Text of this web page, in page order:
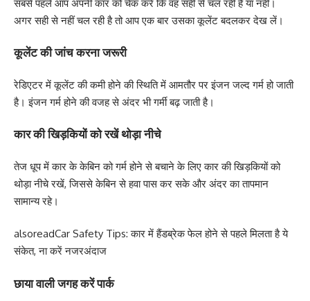
सबसे पहले आप अपनी कार को चेक करें कि वह सही से चल रही है या नहीं।
अगर सही से नहीं चल रही है तो आप एक बार उसका कूलेंट बदलकर देख लें।
कूलेंट की जांच करना जरूरी
रेडिएटर में कूलेंट की कमी होने की स्थिति में आमतौर पर इंजन जल्द गर्म हो जाती
है। इंजन गर्म होने की वजह से अंदर भी गर्मी बढ़ जाती है।
कार की खिड़कियों को रखें थोड़ा नीचे
तेज धूप में कार के केबिन को गर्म होने से बचाने के लिए कार की खिड़कियों को
थोड़ा नीचे रखें, जिससे केबिन से हवा पास कर सके और अंदर का तापमान
सामान्य रहे।
alsoreadCar Safety Tips: कार में हैंडब्रेक फेल होने से पहले मिलता है ये
संकेत, ना करें नजरअंदाज
छाया वाली जगह करें पार्क